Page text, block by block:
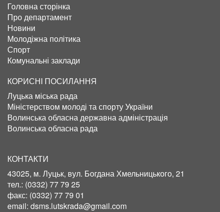
Головна сторінка
Про департамент
Новини
Молодіжна політика
Спорт
Комунальні заклади
КОРИСНІ ПОСИЛАННЯ
Луцька міська рада
Міністерством молоді та спорту України
Волинська обласна державна адміністрація
Волинська обласна рада
КОНТАКТИ
43025, м. Луцьк, вул. Богдана Хмельницького, 21
тел.: (0332) 77 79 25
факс: (0332) 77 79 01
email: dsms.lutskrada@gmail.com